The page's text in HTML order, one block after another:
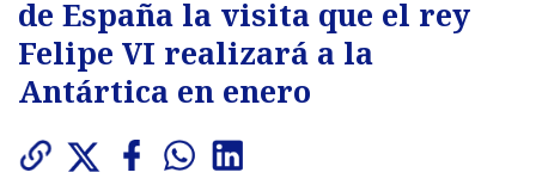
de España la visita que el rey
Felipe VI realizará a la
Antártica en enero